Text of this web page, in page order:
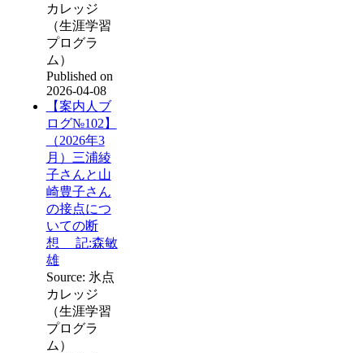
カレッジ
（生涯学習
プログラ
ム）
Published on
2026-04-08
【案内人ブ
ログ№102】
（2026年3
月）三浦綾
子さんと山
崎豊子さん
の接点につ
いての断
想 記:森敏
雄
Source: 氷点
カレッジ
（生涯学習
プログラ
ム）